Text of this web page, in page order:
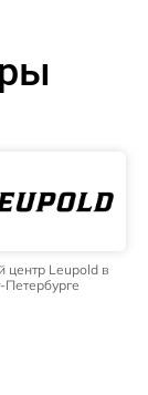
центр Leupold в
Петербурге